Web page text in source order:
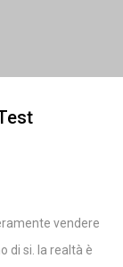
vendere
di si. la realtà è